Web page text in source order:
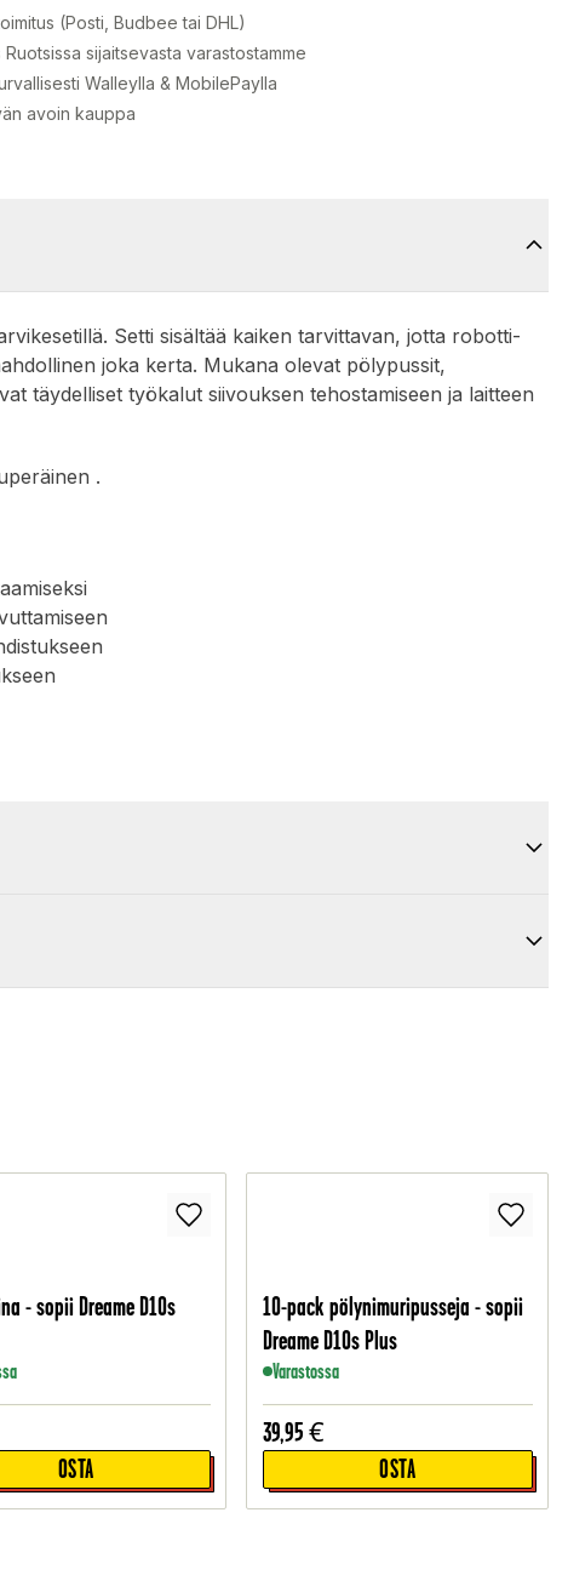
(Posti, Budbee tai DHL)
Ruotsissa sijaitsevasta varastostamme
Walleylla & MobilePaylla
avoin kauppa
Setti sisältää kaiken tarvittavan, jotta robotti-
joka kerta. Mukana olevat pölypussit,
täydelliset työkalut siivouksen tehostamiseen ja laitteen
.
- sopii Dreame D10s
OSTA
10-pack pölynimuripusseja - sopii
Dreame D10s Plus
Varastossa
39,95 €
OSTA